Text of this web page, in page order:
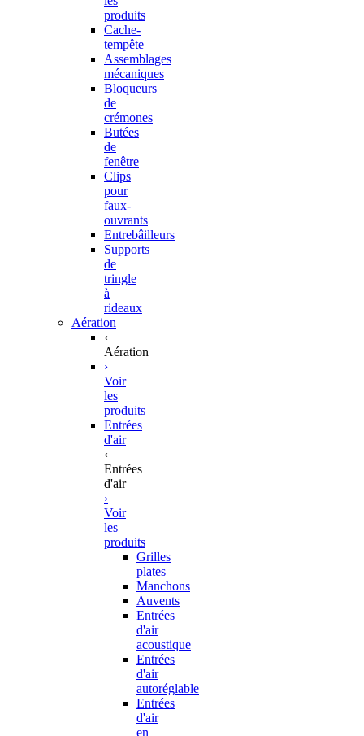
produits
Cache-
tempête
Assemblages
mécaniques
Bloqueurs
de
crémones
Butées
de
fenêtre
Clips
pour
faux-
ouvrants
Entrebâilleurs
Supports
de
tringle
à
rideaux
Aération
‹
Aération
›
Voir
les
produits
Entrées
d'air
‹
Entrées
d'air
›
Voir
les
produits
Grilles
plates
Manchons
Auvents
Entrées
d'air
acoustique
Entrées
d'air
autoréglable
Entrées
d'air
en